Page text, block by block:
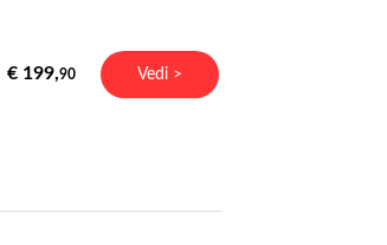
€ 199,90 Vedi >